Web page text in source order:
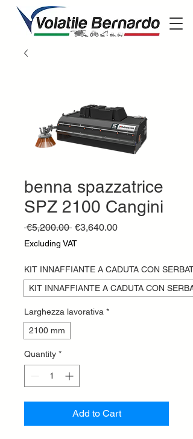
benna spazzatrice
SPZ 2100 Cangini
€5,200.00 Regular
Price
€3,640.00Sale
Excluding VAT
KIT INNAFFIANTE A CADUTA CON
KIT INNAFFIANTE A CADUTA CON
Larghezza lavorativa *
2100 mm
Quantity *
Add to Cart